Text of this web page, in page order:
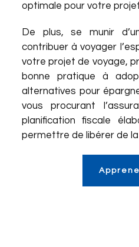
optimale pour votre
De plus, se munir
contribuer à voyager
votre projet de voyage,
bonne pratique à
alternatives pour
vous procurant
planification fiscale
permettre de libérer de